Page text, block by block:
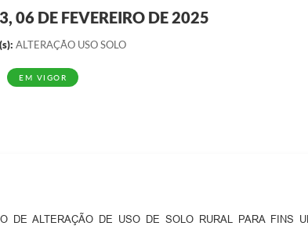
06 DE FEVEREIRO DE 2025
ALTERAÇÃO USO SOLO
EM VIGOR
DE ALTERAÇÃO DE USO DE SOLO RURAL PARA FINS